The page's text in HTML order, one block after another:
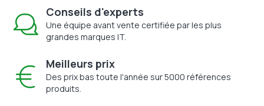
Conseils d'experts
Une équipe avant vente certifiée par les plus
grandes marques IT.
Meilleurs prix
Des prix bas toute l'année sur 5000 références
produits.